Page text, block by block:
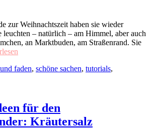
zur Weihnachtszeit haben sie wieder
– natürlich – am Himmel, aber auch
an Marktbuden, am Straßenrand. Sie
faden, schöne sachen, tutorials,
für den
Kräutersalz